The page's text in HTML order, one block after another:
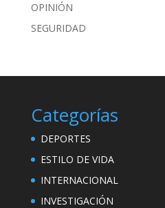
OPINIÓN
SEGURIDAD
Categorías
DEPORTES
ESTILO DE VIDA
INTERNACIONAL
INVESTIGACIÓN